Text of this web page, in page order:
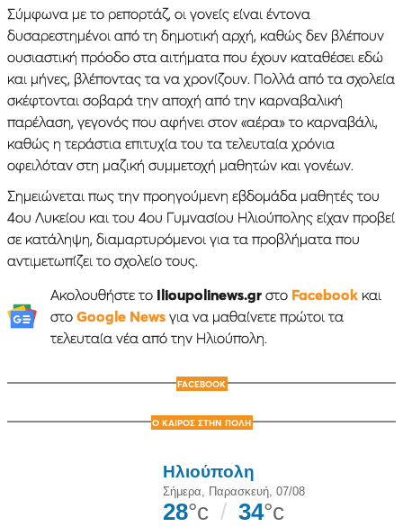
Σύμφωνα με το ρεπορτάζ, οι γονείς είναι έντονα
δυσαρεστημένοι από τη δημοτική αρχή, καθώς δεν βλέπουν
ουσιαστική πρόοδο στα αιτήματα που έχουν καταθέσει εδώ
και μήνες, βλέποντας τα να χρονίζουν. Πολλά από τα σχολεία
σκέφτονται σοβαρά την αποχή από την καρναβαλική
παρέλαση, γεγονός που αφήνει στον «αέρα» το καρναβάλι,
καθώς η τεράστια επιτυχία του τα τελευταία χρόνια
οφειλόταν στη μαζική συμμετοχή μαθητών και γονέων.
Σημειώνεται πως την προηγούμενη εβδομάδα μαθητές του
4ου Λυκείου και του 4ου Γυμνασίου Ηλιούπολης είχαν προβεί
σε κατάληψη, διαμαρτυρόμενοι για τα προβλήματα που
αντιμετωπίζει το σχολείο τους.
Ακολουθήστε το Ilioupolinews.grστο Facebookκαι
στο Google Newsγια να μαθαίνετε πρώτοι τα
τελευταία νέα από την Ηλιούπολη.
FACEBOOK
Ο ΚΑΙΡΟΣ ΣΤΗΝ ΠΟΛΗ